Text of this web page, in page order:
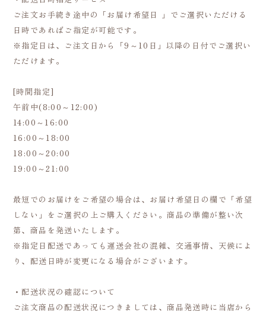
ご注文お手続き途中の「お届け希望日 」でご選択いただける
日時であればご指定が可能です。
※指定日は、ご注文日から「9～10日」以降の日付でご選択い
ただけます。
[時間指定]
午前中(8:00～12:00)
14:00～16:00
16:00～18:00
18:00～20:00
19:00～21:00
最短でのお届けをご希望の場合は、お届け希望日の欄で「希望
しない」をご選択の上ご購入ください。商品の準備が整い次
第、商品を発送いたします。
※指定日配送であっても運送会社の混雑、交通事情、天候によ
り、配送日時が変更になる場合がございます。
・配送状況の確認について
ご注文商品の配送状況につきましては、商品発送時に当店から